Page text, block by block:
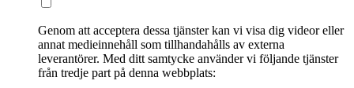
Genom att acceptera dessa tjänster kan vi visa dig videor eller
annat medieinnehåll som tillhandahålls av externa
leverantörer. Med ditt samtycke använder vi följande tjänster
från tredje part på denna webbplats: